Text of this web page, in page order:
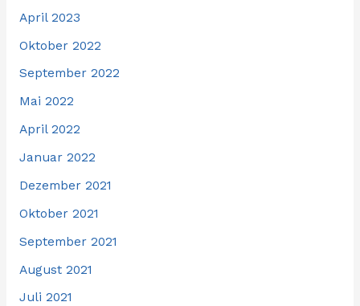
April 2023
Oktober 2022
September 2022
Mai 2022
April 2022
Januar 2022
Dezember 2021
Oktober 2021
September 2021
August 2021
Juli 2021